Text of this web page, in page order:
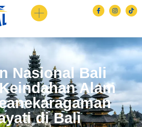
Nasional Bali
Alam
di Bali